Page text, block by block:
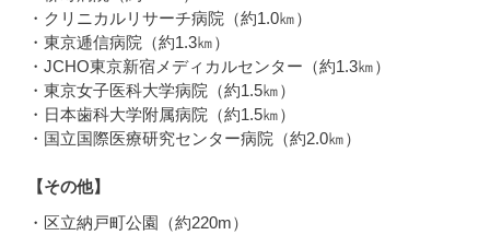
・クリニカルリサーチ病院（約1.0㎞）
・東京逓信病院（約1.3㎞）
・JCHO東京新宿メディカルセンター（約1.3㎞）
・東京女子医科大学病院（約1.5㎞）
・日本歯科大学附属病院（約1.5㎞）
・国立国際医療研究センター病院（約2.0㎞）
【その他】
・区立納戸町公園（約220m）